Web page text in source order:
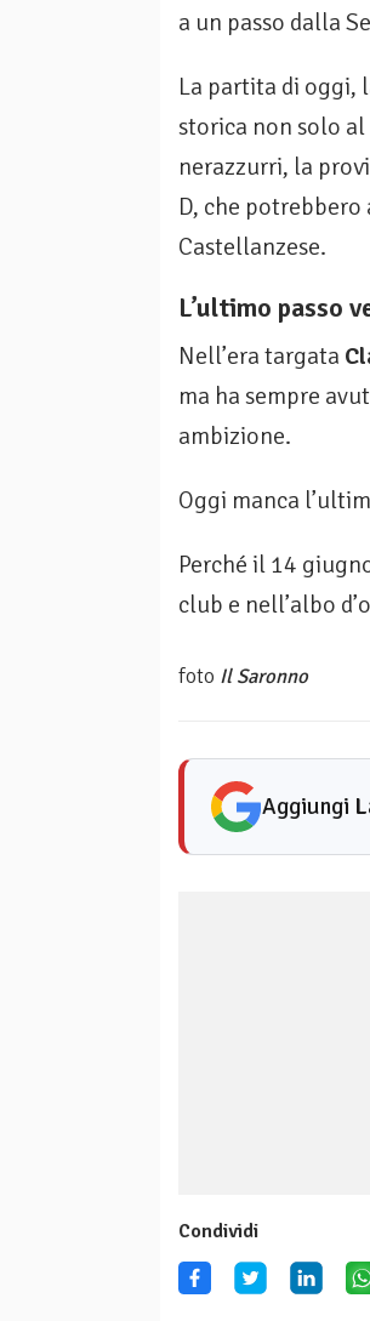
a un passo dalla
La partita di oggi,
storica non solo
nerazzurri, la
D, che
Castellanzese.
L’ultimo passo
Nell’era targata
ma ha sempre
ambizione.
Oggi manca
Perché il 14
club e nell’albo
foto Il Saronno
Aggiungi
Condividi